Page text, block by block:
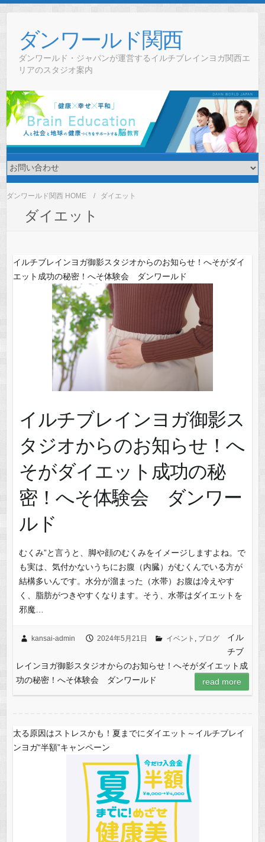
contentダンワールド関西
ダンワールド・ジャパンが運営するイルチブレインヨガ関西エ
リアのスタジオ案内
ダンワールド関西 HOME ダイエット
ダイエット
イルチブレインヨガ御影スタジオからのお知らせ！へそがダイ
エット成功の秘密！へそ体験会 ダンワールド
イルチブレインヨガ御影ス
タジオからのお知らせ！へ
そがダイエット成功の秘
密！へそ体験会 ダンワー
ルド
むくみ”と言うと、脚や顔のむくみをイメージしますよね。で
も実は、気付かないうちにお腹（内臓）がむくんでいる方が
結構多いんです。水分が溜まった（水帯）お腹は冷えやす
く、脂肪がつきやすくなります。そう、水帯はダイエットを
邪魔…
kansai-admin 2024年5月21日 イベント ブログ
イル
チブ
レインヨガ御影スタジオからのお知らせ！へそがダイエット成
功の秘密！へそ体験会 ダンワールド
read more
太る原因はストレスかも！夏までにダイエット～イルチブレイ
ンヨガ“半額”キャンペーン